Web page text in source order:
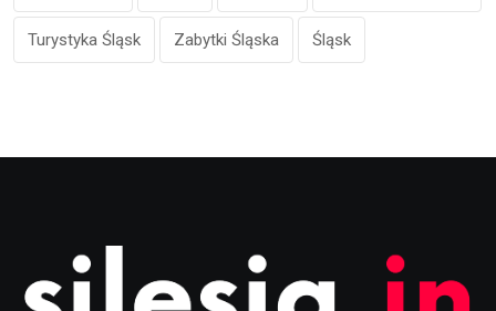
Turystyka Śląsk Zabytki Śląska Śląsk